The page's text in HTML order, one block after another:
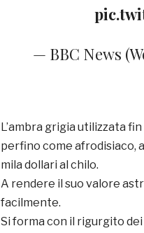
— BBC News
L’ambra grigia utilizzata
perfino come afrodisiaco,
mila dollari al chilo.
A rendere il suo valore
facilmente.
Si forma con il rigurgito